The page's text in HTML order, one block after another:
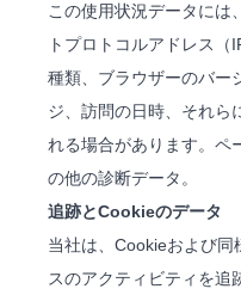
この使用状況データには
トプロトコルアドレス
種類、ブラウザーのバー
ジ、訪問の日時、それら
れる場合があります。ペ
の他の診断データ。
追跡とCookieのデータ
当社は、Cookieおよび
スのアクティビティを追